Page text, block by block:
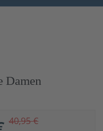
Damen
40,95 €